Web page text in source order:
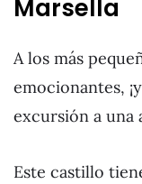
Marsella
A los más
emocionantes,
excursión a una
Este castillo